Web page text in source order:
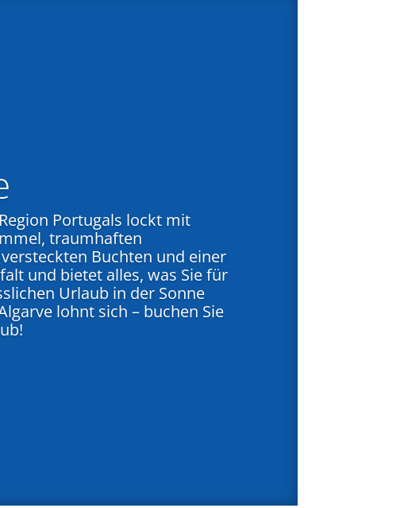
Portugals lockt mit
traumhaften
Buchten und einer
und bietet alles, was Sie für
Urlaub in der Sonne
lohnt sich – buchen Sie